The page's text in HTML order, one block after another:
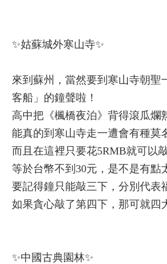
✨姑蘇城外寒山寺✨
來到蘇州，當然要到寒山寺朝聖
客船」的鐘聲啦！
高中把《楓橋夜泊》背得滾瓜爛
能真的到寒山寺走一遭會有種莫
而且在這裡只要花5RMB就可以敲
等於台幣不到30元，是不是有點
要記得鐘只能敲三下，分別代表
如果貪心敲了第四下，那可就四
✨中國古典園林✨